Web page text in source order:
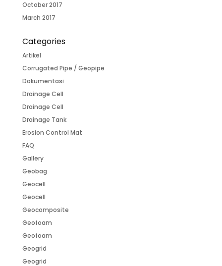
October 2017
March 2017
Categories
Artikel
Corrugated Pipe / Geopipe
Dokumentasi
Drainage Cell
Drainage Cell
Drainage Tank
Erosion Control Mat
FAQ
Gallery
Geobag
Geocell
Geocell
Geocomposite
Geofoam
Geofoam
Geogrid
Geogrid